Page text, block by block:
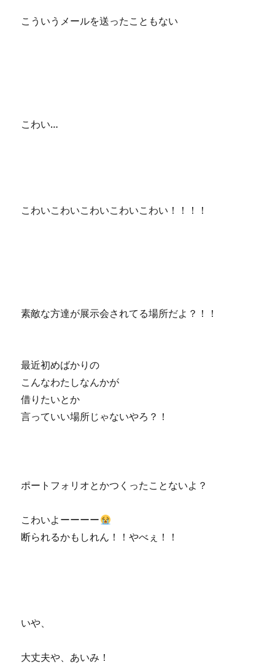
こういうメールを送ったこともない
こわい…
こわいこわいこわいこわいこわい！！！！
素敵な方達が展示会されてる場所だよ？！！
最近初めばかりの
こんなわたしなんかが
借りたいとか
言っていい場所じゃないやろ？！
ポートフォリオとかつくったことないよ？
こわいよーーーー
断られるかもしれん！！やべぇ！！
いや、
大丈夫や、あいみ！